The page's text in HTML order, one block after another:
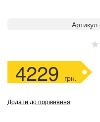
4229 грн.
Додати до порівняння